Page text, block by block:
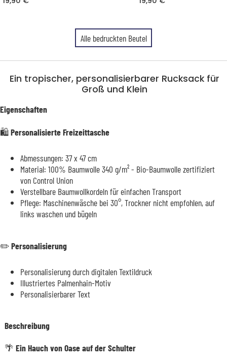
Alle bedruckten Beutel
Ein tropischer, personalisierbarer Rucksack für
Groß und Klein
Eigenschaften
🛍️ Personalisierte Freizeittasche
Abmessungen: 37 x 47 cm
Material: 100% Baumwolle 340 g/m² - Bio-Baumwolle zertifiziert
von Control Union
Verstellbare Baumwollkordeln für einfachen Transport
Pflege: Maschinenwäsche bei 30°, Trockner nicht empfohlen, auf
links waschen und bügeln
✏️ Personalisierung
Personalisierung durch digitalen Textildruck
Illustriertes Palmenhain-Motiv
Personalisierbarer Text
Beschreibung
🌴 Ein Hauch von Oase auf der Schulter